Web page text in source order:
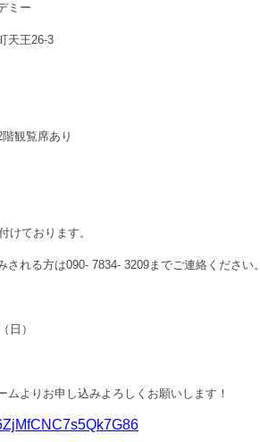
ミー
天王26-3
観覧席あり
けております。
される方は090- 7834- 3209までご連絡ください。
日）
ムよりお申し込みよろしくお願いします！